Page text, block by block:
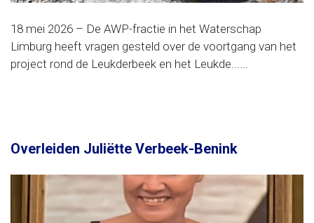
18 mei 2026 – De AWP-fractie in het Waterschap
Limburg heeft vragen gesteld over de voortgang van het
project rond de Leukderbeek en het Leukde......
Overleiden Juliëtte Verbeek-Benink